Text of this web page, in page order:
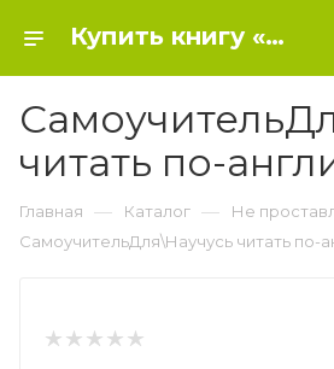
Купить книгу «СамоучительДля\Научусь читать по-английс» 2023, Матвеев С.А. - Не проставлена группа
читать по-
Главная — Каталог — Не
СамоучительДля\Научусь читать по-